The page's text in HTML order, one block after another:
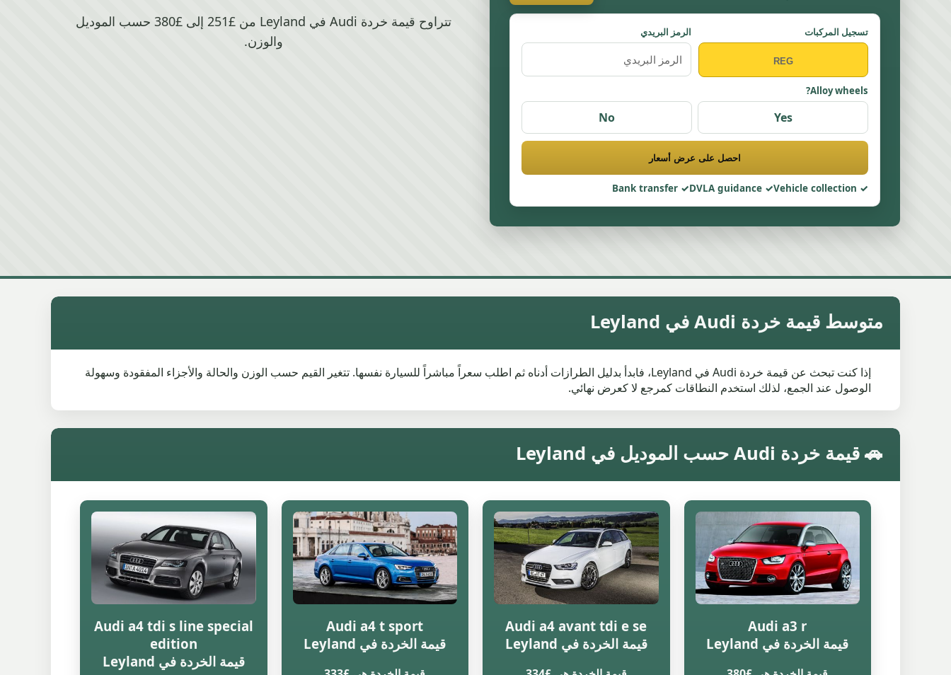
تسجيل المركبات الرمز البريدي
Alloy wheels?
Yes
No
احصل على عرض أسعار
Vehicle collection
DVLA guidance
Bank transfer
تتراوح قيمة خردة Audi في Leyland من £251 إلى £380 حسب الموديل
والوزن.
متوسط قيمة خردة Audi في Leyland
إذا كنت تبحث عن قيمة خردة Audi في Leyland، فابدأ بدليل الطرازات أدناه ثم اطلب سعراً مباشراً للسيارة نفسها. تتغير القيم حسب الوزن والحالة والأجزاء المفقودة وسهولة
الوصول عند الجمع، لذلك استخدم النطاقات كمرجع لا كعرض نهائي.
🚗 قيمة خردة Audi حسب الموديل في Leyland
Audi a3 r
قيمة الخردة في Leyland
Audi a4 avant tdi e se
قيمة الخردة في Leyland
Audi a4 t sport
قيمة الخردة في Leyland
Audi a4 tdi s line special
edition
قيمة الخردة في Leyland